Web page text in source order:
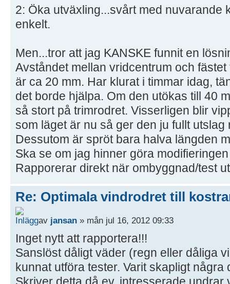
2: Öka utväxling...svårt med nuvarande
enkelt.
Men...tror att jag KANSKE funnit en
Avståndet mellan vridcentrum och
är ca 20 mm. Har klurat i timmar idag,
det borde hjälpa. Om den utökas till 40
så stort på trimrodret. Visserligen blir
som läget är nu så ger den ju fullt
Dessutom är spröt bara halva längden
Ska se om jag hinner göra
Rapporerar direkt när ombyggnad/test
Re: Optimala vindrodret till
av jansan » mån jul 16, 2012 09:33
Inget nytt att rapportera!!!
Sanslöst dåligt väder (regn eller dåliga
kunnat utföra tester. Varit skapligt några